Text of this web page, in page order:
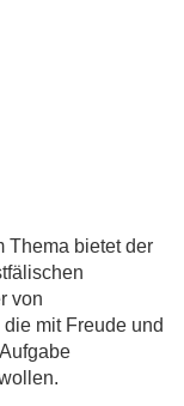
Thema bietet der
von
mit Freude und